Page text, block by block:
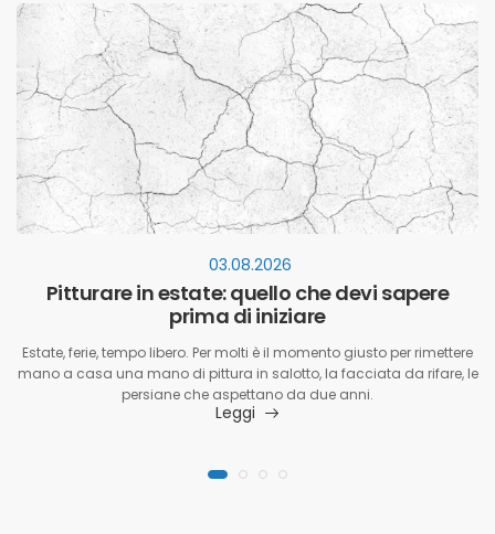
03.08.2026
Pitturare in estate: quello che devi sapere
prima di iniziare
Estate, ferie, tempo libero. Per molti è il momento giusto per rimettere
mano a casa una mano di pittura in salotto, la facciata da rifare, le
persiane che aspettano da due anni.
Leggi